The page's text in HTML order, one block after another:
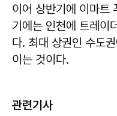
이어 상반기에 이마트
기에는 인천에 트레이
다. 최대 상권인 수도
이는 것이다.
관련기사